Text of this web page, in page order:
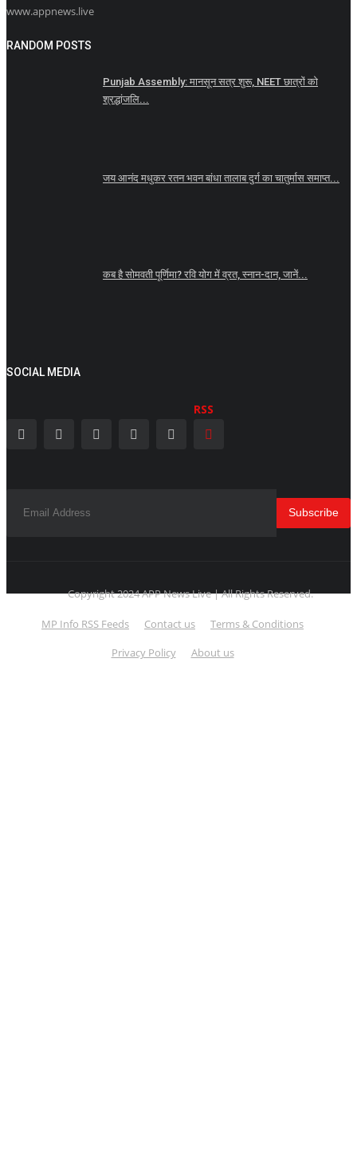
www.appnews.live
RANDOM POSTS
Punjab Assembly: मानसून सत्र शुरू, NEET छात्रों को
श्रद्धांजलि...
जय आनंद मधुकर रतन भवन बांधा तालाब दुर्ग का चातुर्मास समाप्त...
कब है सोमवती पूर्णिमा? रवि योग में व्रत, स्नान-दान, जानें...
SOCIAL MEDIA
RSS
Subscribe
Copyright 2024 APP News Live | All Rights Reserved.
MP Info RSS Feeds Contact us
Terms & Conditions
Privacy Policy
About us